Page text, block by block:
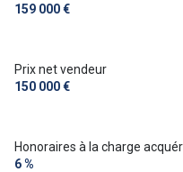
159 000 €
Prix net vendeur
150 000 €
Honoraires à la charge
6 %